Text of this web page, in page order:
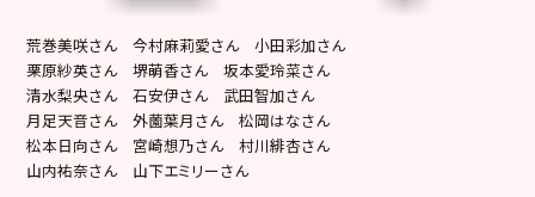
荒巻美咲さん 今村麻莉愛さん 小田彩加さん
栗原紗英さん 堺萌香さん 坂本愛玲菜さん
清水梨央さん 石安伊さん 武田智加さん
月足天音さん 外薗葉月さん 松岡はなさん
松本日向さん 宮崎想乃さん 村川緋杏さん
山内祐奈さん 山下エミリーさん